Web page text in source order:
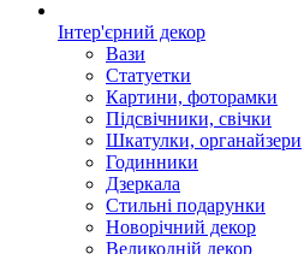
Інтер'єрний декор
Вази
Статуетки
Картини, фоторамки
Підсвічники, свічки
Шкатулки, органайзери
Годинники
Дзеркала
Стильні подарунки
Новорічний декор
Великодній декор